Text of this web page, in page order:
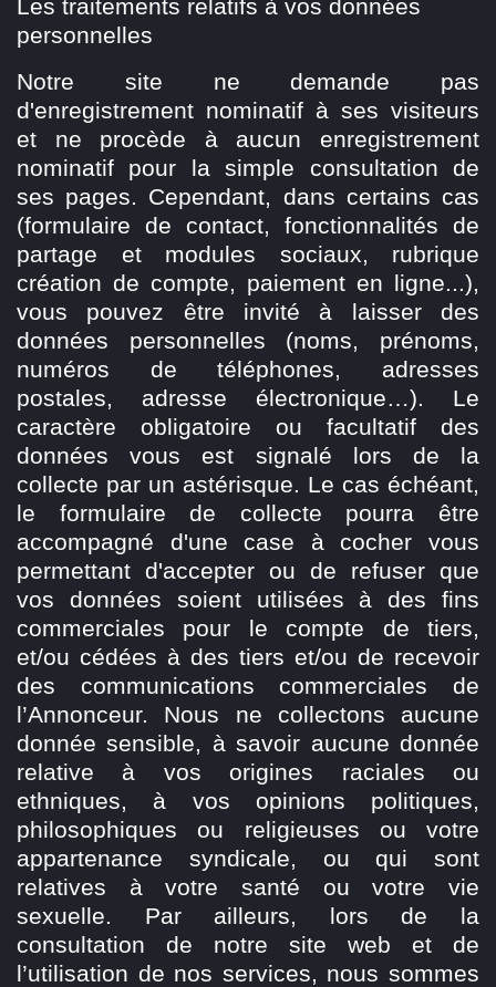
Les traitements relatifs à vos données
personnelles
Notre site ne demande pas
d'enregistrement nominatif à ses visiteurs
et ne procède à aucun enregistrement
nominatif pour la simple consultation de
ses pages. Cependant, dans certains cas
(formulaire de contact, fonctionnalités de
partage et modules sociaux, rubrique
création de compte, paiement en ligne...),
vous pouvez être invité à laisser des
données personnelles (noms, prénoms,
numéros de téléphones, adresses
postales, adresse électronique…). Le
caractère obligatoire ou facultatif des
données vous est signalé lors de la
collecte par un astérisque. Le cas échéant,
le formulaire de collecte pourra être
accompagné d'une case à cocher vous
permettant d'accepter ou de refuser que
vos données soient utilisées à des fins
commerciales pour le compte de tiers,
et/ou cédées à des tiers et/ou de recevoir
des communications commerciales de
l’Annonceur. Nous ne collectons aucune
donnée sensible, à savoir aucune donnée
relative à vos origines raciales ou
ethniques, à vos opinions politiques,
philosophiques ou religieuses ou votre
appartenance syndicale, ou qui sont
relatives à votre santé ou votre vie
sexuelle. Par ailleurs, lors de la
consultation de notre site web et de
l’utilisation de nos services, nous sommes